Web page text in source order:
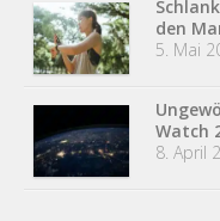
den
5. Mai
Watch
8. April